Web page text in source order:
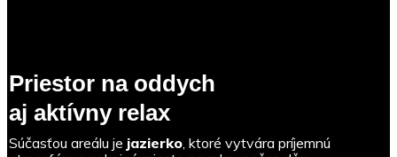
Priestor na oddych
aj aktívny relax
Súčasťou areálu je jazierko, ktoré vytvára príjemnú